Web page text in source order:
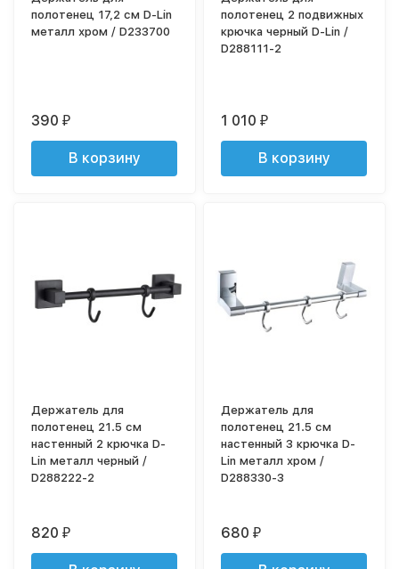
полотенец 17,2 см D-Lin
металл хром / D233700
390₽
В корзину
полотенец 2 подвижных
крючка черный D-Lin /
D288111-2
1 010₽
В корзину
Держатель для
полотенец 21.5 см
настенный 2 крючка D-
Lin металл черный /
D288222-2
820₽
Держатель для
полотенец 21.5 см
настенный 3 крючка D-
Lin металл хром /
D288330-3
680₽